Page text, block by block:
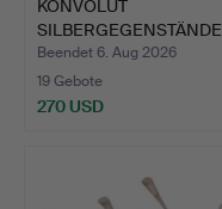
KONVOLUT
SILBERGEGENSTÄNDE
DARUNTER SCHOTT…
Beendet 6. Aug 2026
19 Gebote
270 USD